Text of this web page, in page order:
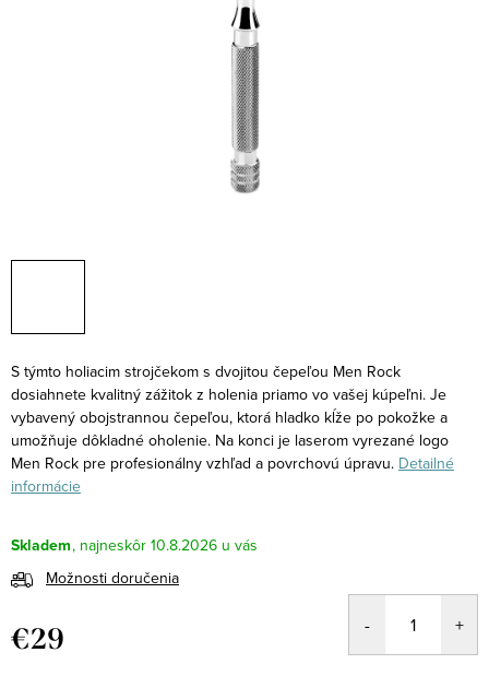
S týmto holiacim strojčekom s dvojitou čepeľou Men Rock
dosiahnete kvalitný zážitok z holenia priamo vo vašej kúpeľni. Je
vybavený obojstrannou čepeľou, ktorá hladko kĺže po pokožke a
umožňuje dôkladné oholenie. Na konci je laserom vyrezané logo
Men Rock pre profesionálny vzhľad a povrchovú úpravu. Detailné
informácie
Skladem
10.8.2026
Možnosti doručenia
€29